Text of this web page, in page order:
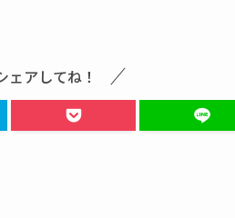
ェアしてね！